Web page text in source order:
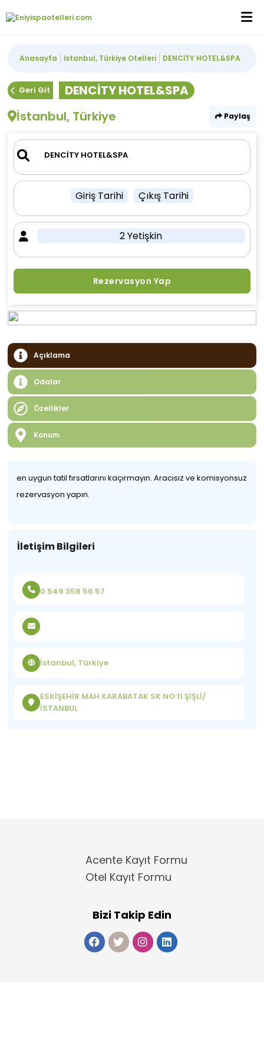
Anasayfa İstanbul, Türkiye Otelleri DENCİTY HOTEL&SPA
Geri Git
DENCİTY HOTEL&SPA
İstanbul, Türkiye
Paylaş
Giriş Tarihi Çıkış Tarihi
2 Yetişkin
Rezervasyon Yap
Açıklama
Odalar
Özellikler
Konum
en uygun tatil fırsatlarını kaçırmayın. Aracısız ve komisyonsuz
rezervasyon yapın.
İletişim Bilgileri
0 549 358 56 57
İstanbul, Türkiye
ESKİŞEHİR MAH KARABATAK SK NO:11 ŞİŞLİ/
İSTANBUL
Acente Kayıt Formu
Otel Kayıt Formu
Bizi Takip Edin